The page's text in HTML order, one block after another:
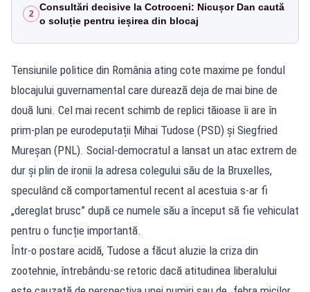
2
Consultări decisive la Cotroceni: Nicușor Dan caută
o soluție pentru ieșirea din blocaj
Tensiunile politice din România ating cote maxime pe fondul
blocajului guvernamental care durează deja de mai bine de
două luni. Cel mai recent schimb de replici tăioase îi are în
prim-plan pe eurodeputații Mihai Tudose (PSD) și Siegfried
Mureșan (PNL). Social-democratul a lansat un atac extrem de
dur și plin de ironii la adresa colegului său de la Bruxelles,
speculând că comportamentul recent al acestuia s-ar fi
„dereglat brusc” după ce numele său a început să fie vehiculat
pentru o funcție importantă.
Într-o postare acidă, Tudose a făcut aluzie la criza din
zootehnie, întrebându-se retoric dacă atitudinea liberalului